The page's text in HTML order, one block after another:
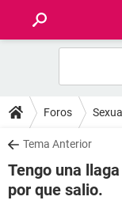
FOROS
SALUD
FAMILIA
Foros
Tema Anterior
Tengo una
por que salio.